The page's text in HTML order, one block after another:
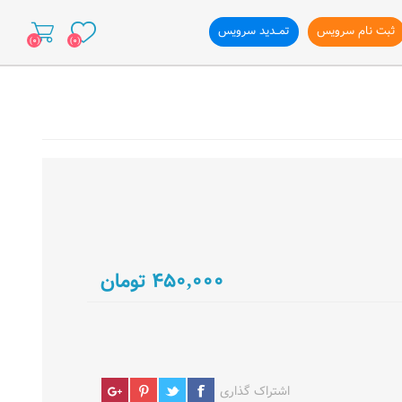
(0)
(0)
ثبت نام سرویس تمــدید سرویس
450,000 تومان
اشتراک گذاری